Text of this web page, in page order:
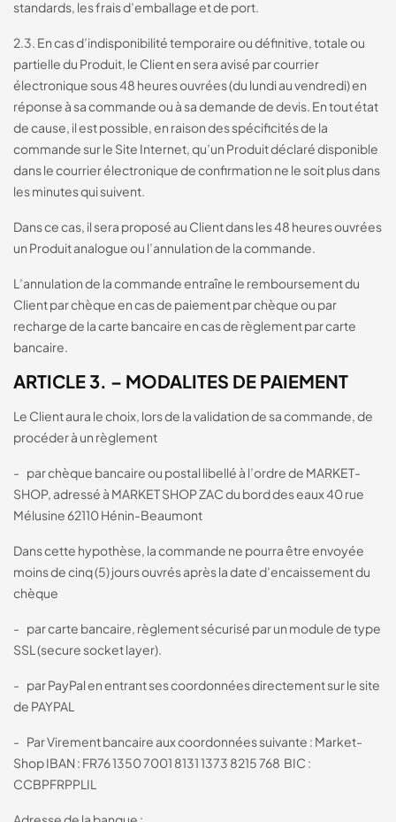
standards, les frais d’emballage et de port.
2.3. En cas d’indisponibilité temporaire ou définitive, totale ou
partielle du Produit, le Client en sera avisé par courrier
électronique sous 48 heures ouvrées (du lundi au vendredi) en
réponse à sa commande ou à sa demande de devis. En tout état
de cause, il est possible, en raison des spécificités de la
commande sur le Site Internet, qu’un Produit déclaré disponible
dans le courrier électronique de confirmation ne le soit plus dans
les minutes qui suivent.
Dans ce cas, il sera proposé au Client dans les 48 heures ouvrées
un Produit analogue ou l’annulation de la commande.
L’annulation de la commande entraîne le remboursement du
Client par chèque en cas de paiement par chèque ou par
recharge de la carte bancaire en cas de règlement par carte
bancaire.
ARTICLE 3. – MODALITES DE PAIEMENT
Le Client aura le choix, lors de la validation de sa commande, de
procéder à un règlement
- par chèque bancaire ou postal libellé à l’ordre de MARKET-
SHOP, adressé à MARKET SHOP ZAC du bord des eaux 40 rue
Mélusine 62110 Hénin-Beaumont
Dans cette hypothèse, la commande ne pourra être envoyée
moins de cinq (5) jours ouvrés après la date d’encaissement du
chèque
- par carte bancaire, règlement sécurisé par un module de type
SSL (secure socket layer).
- par PayPal en entrant ses coordonnées directement sur le site
de PAYPAL
- Par Virement bancaire aux coordonnées suivante : Market-
Shop IBAN : FR76 1350 7001 8131 1373 8215 768 BIC :
CCBPFRPPLIL